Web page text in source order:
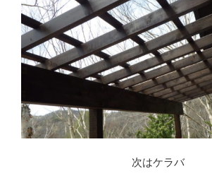
次はケラバ